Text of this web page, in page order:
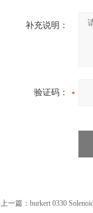
补充说明：
验证码：
上一篇： burkert 0330